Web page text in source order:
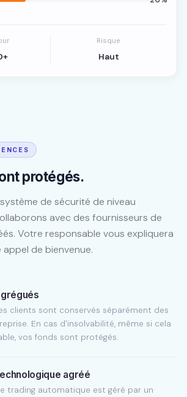
Risque
Haut
protégés.
de sécurité de niveau
avec des fournisseurs de
Votre responsable vous expliquera
de bienvenue.
clients sont conservés séparément des
En cas d'insolvabilité, même si cela
vos fonds sont protégés.
agréé
trading automatique est géré par un